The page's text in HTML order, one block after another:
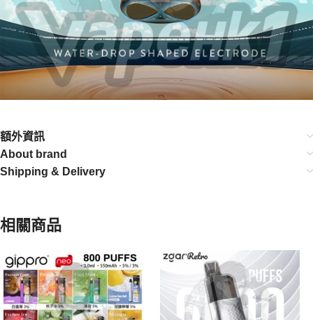
額外資訊
About brand
Shipping & Delivery
相關商品